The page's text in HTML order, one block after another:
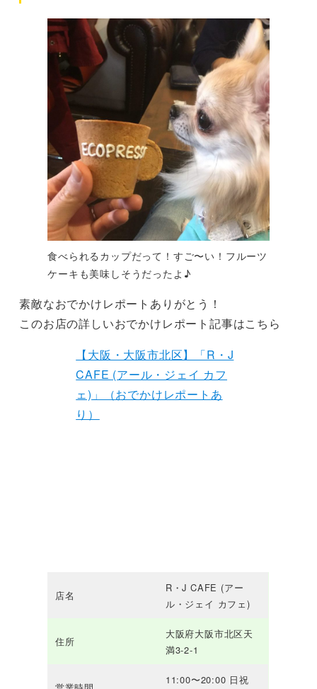
食べられるカップだって！すご〜い！フルーツ
ケーキも美味しそうだったよ♪
素敵なおでかけレポートありがとう！
このお店の詳しいおでかけレポート記事はこちら
【大阪・大阪市北区】「R・J
CAFE (アール・ジェイ カフ
ェ)」（おでかけレポートあ
り）
店名
R・J CAFE (アー
ル・ジェイ カフェ)
住所
大阪府大阪市北区天
満3-2-1
11:00〜20:00 日祝